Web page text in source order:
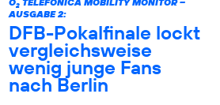
2
AUSGABE 2:
DFB-Pokalfinale lockt
vergleichsweise
wenig junge Fans
nach Berlin